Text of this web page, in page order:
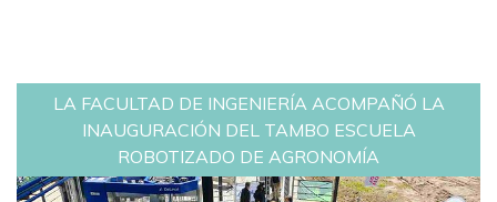
LA FACULTAD DE INGENIERÍA ACOMPAÑÓ LA
INAUGURACIÓN DEL TAMBO ESCUELA
ROBOTIZADO DE AGRONOMÍA